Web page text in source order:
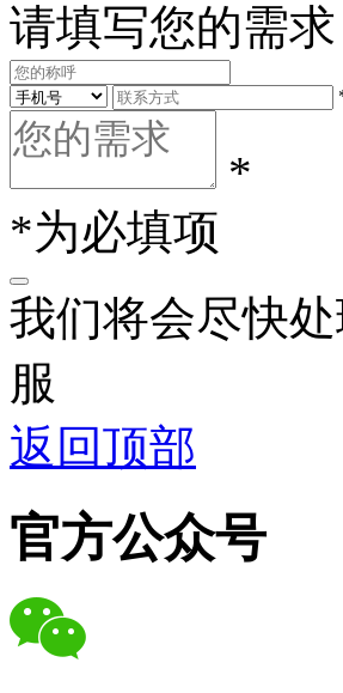
请填写您的需求
*
*为必填项
我们将会尽快
服
返回顶部
官方公众号